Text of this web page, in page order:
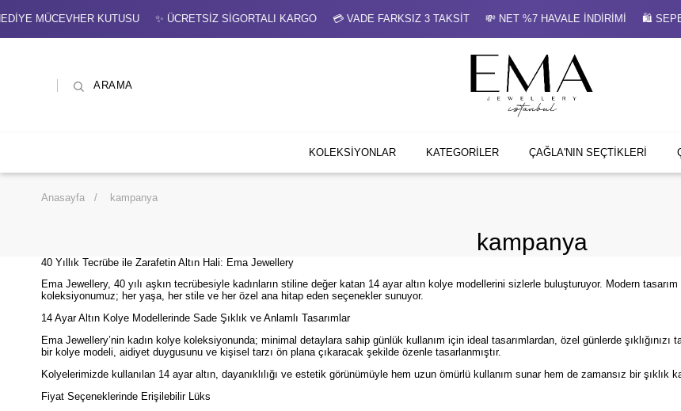
SİGORTALI KARGO 💳 VADE FARKSIZ 3 TAKSİT 💸 NET %7 HAVALE İNDİRİMİ 🛍 SEPETTE %26 İNDİRİM ✨ HEDİYE
ARAMA
KOLEKSİYONLAR KATEGORİLER ÇAĞLA'NIN SEÇTİKLERİ
Anasayfa kampanya
kampanya
40 Yıllık Tecrübe ile Zarafetin Altın Hali: Ema Jewellery
Ema Jewellery, 40 yılı aşkın tecrübesiyle kadınların stiline değer katan 14 ayar altın kolye modellerini sizlerle buluşturuyor. Modern
koleksiyonumuz; her yaşa, her stile ve her özel ana hitap eden seçenekler sunuyor.
14 Ayar Altın Kolye Modellerinde Sade Şıklık ve Anlamlı Tasarımlar
Ema Jewellery’nin kadın kolye koleksiyonunda; minimal detaylara sahip günlük kullanım için ideal tasarımlardan, özel günlerde
bir kolye modeli, aidiyet duygusunu ve kişisel tarzı ön plana çıkaracak şekilde özenle tasarlanmıştır.
Kolyelerimizde kullanılan 14 ayar altın, dayanıklılığı ve estetik görünümüyle hem uzun ömürlü kullanım sunar hem de zamansız bir şıklık
Fiyat Seçeneklerinde Erişilebilir Lüks